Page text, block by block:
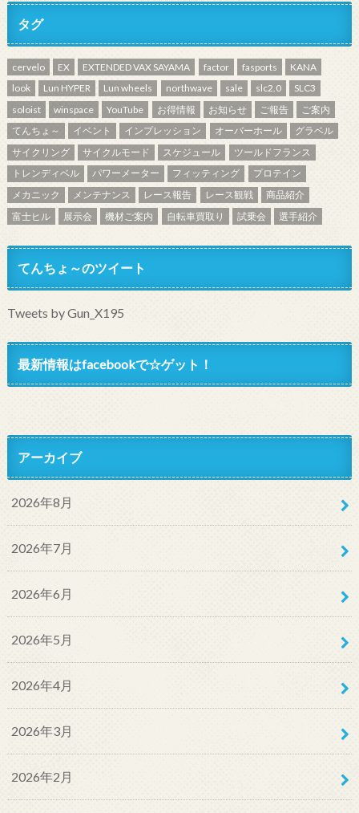
タグ
cervelo EX EXTENDED VAX SAYAMA factor fasports
KANA
look
Lun HYPER Lun wheels northwave sale slc2.0
SLC3
soloist
winspace YouTube お得情報 お知らせ ご報告
ご案内
てんちょ～
イベント インプレッション オーバーホール
グラベル
サイクリング
サイクルモード スケジュール
ツールドフランス
トレンディベル
パワーメーター フィッティング
プロテイン
メカニック
メンテナンス レース報告 レース観戦
商品紹介
富士ヒル
展示会 機材ご案内 自転車買取り 試乗会 選手紹介
てんちょ～のツイート
Tweets by Gun_X195
最新情報はfacebookで☆ゲット！
アーカイブ
2026年8月
2026年7月
2026年6月
2026年5月
2026年4月
2026年3月
2026年2月